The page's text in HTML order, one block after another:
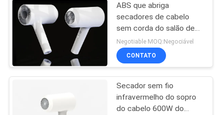
ABS que abriga
secadores de cabelo
sem corda do salão de
beleza de baixo nível de
ruído com base de
carregamento
Negotiable MOQ:Negociável
CONTATO
Secador sem fio
infravermelho do sopro
do cabelo 600W do